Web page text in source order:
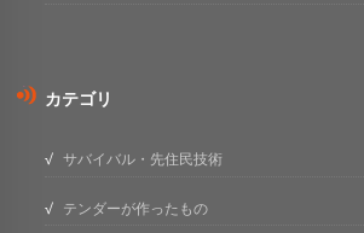
カテゴリ
サバイバル・先住民技術
テンダーが作ったもの